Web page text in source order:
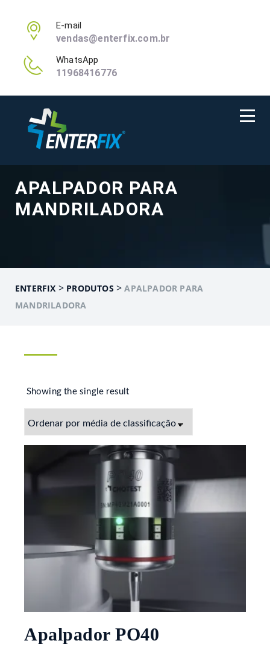
E-mail
vendas@enterfix.com.br
WhatsApp
11968416776
APALPADOR PARA
MANDRILADORA
ENTERFIX > PRODUTOS >APALPADOR PARA
MANDRILADORA
Showing the single result
Apalpador PO40